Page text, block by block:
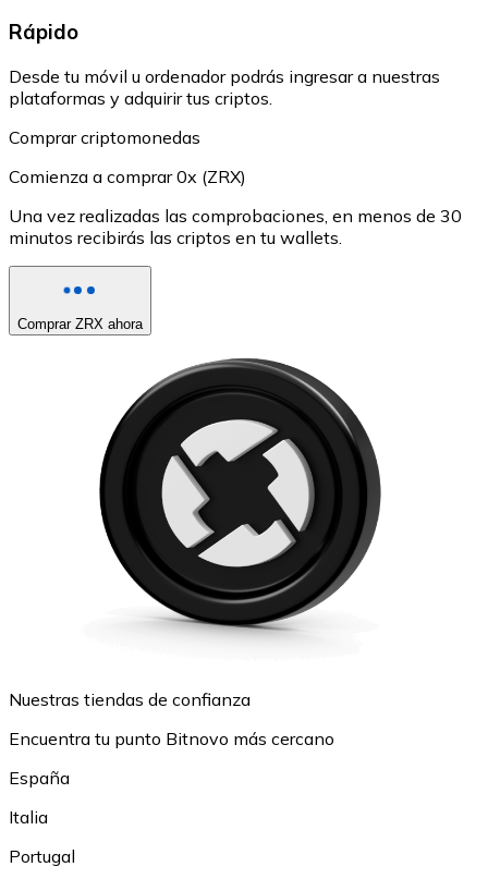
Rápido
Desde tu móvil u ordenador podrás ingresar a nuestras
plataformas y adquirir tus criptos.
Comprar criptomonedas
Comienza a comprar 0x (ZRX)
Una vez realizadas las comprobaciones, en menos de 30
minutos recibirás las criptos en tu wallets.
Comprar ZRX ahora
Nuestras tiendas de confianza
Encuentra tu punto Bitnovo más cercano
España
Italia
Portugal